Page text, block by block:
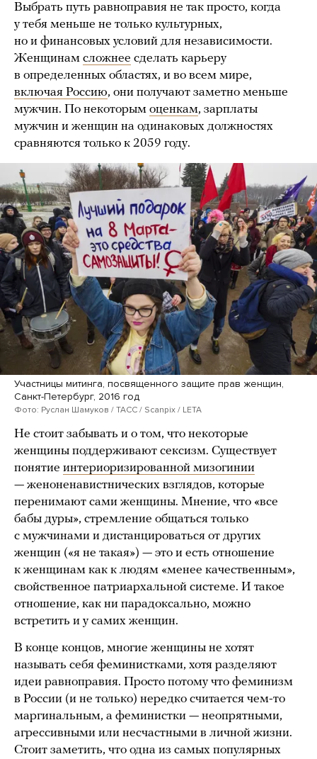
Выбрать путь равноправия не так просто, когда
у тебя меньше не только культурных,
но и финансовых условий для независимости.
Женщинам сложнее сделать карьеру
в определенных областях, и во всем мире,
включая Россию, они получают заметно меньше
мужчин. По некоторым оценкам, зарплаты
мужчин и женщин на одинаковых должностях
сравняются только к 2059 году.
Участницы митинга, посвященного защите прав женщин,
Санкт-Петербург, 2016 год
Фото: Руслан Шамуков / ТАСС / Scanpix / LETA
Не стоит забывать и о том, что некоторые
женщины поддерживают сексизм. Существует
понятие интериоризированной мизогинии
— женоненавистнических взглядов, которые
перенимают сами женщины. Мнение, что «все
бабы дуры», стремление общаться только
с мужчинами и дистанцироваться от других
женщин («я не такая») — это и есть отношение
к женщинам как к людям «менее качественным»,
свойственное патриархальной системе. И такое
отношение, как ни парадоксально, можно
встретить и у самих женщин.
В конце концов, многие женщины не хотят
называть себя феминистками, хотя разделяют
идеи равноправия. Просто потому что феминизм
в России (и не только) нередко считается чем-то
маргинальным, а феминистки — неопрятными,
агрессивными или несчастными в личной жизни.
Стоит заметить, что одна из самых популярных